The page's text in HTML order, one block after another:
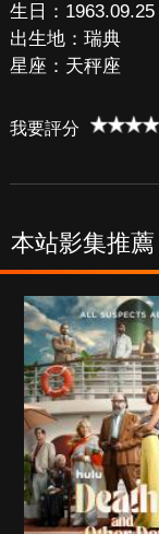
生日：1963.09.25
出生地：瑞典
星座：天秤座
我要評分
本站影集推薦